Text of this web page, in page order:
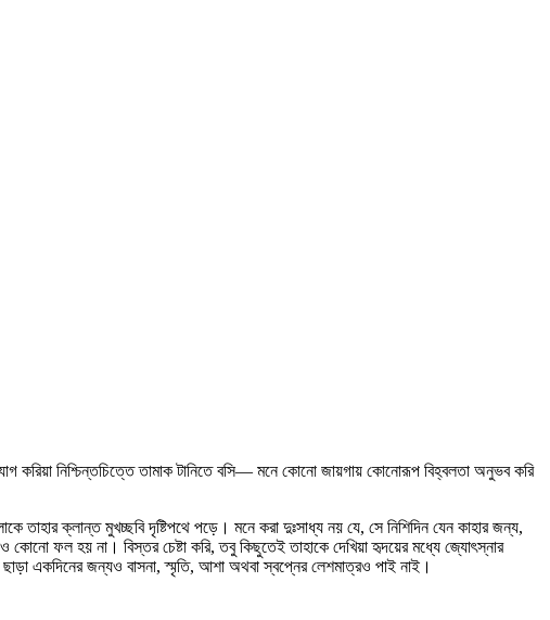
করিয়া নিশ্চিন্তচিত্তে তামাক টানিতে বসি— মনে কোনো জায়গায় কোনোরূপ বিহ্বলতা অনুভব করি
তাহার ক্লান্ত মুখচ্ছবি দৃষ্টিপথে পড়ে। মনে করা দুঃসাধ্য নয় যে, সে নিশিদিন যেন কাহার জন্য,
ফল হয় না। বিস্তর চেষ্টা করি, তবু কিছুতেই তাহাকে দেখিয়া হৃদয়ের মধ্যে জ্যোৎস্নার
একদিনের জন্যও বাসনা, স্মৃতি, আশা অথবা স্বপ্নের লেশমাত্রও পাই নাই।